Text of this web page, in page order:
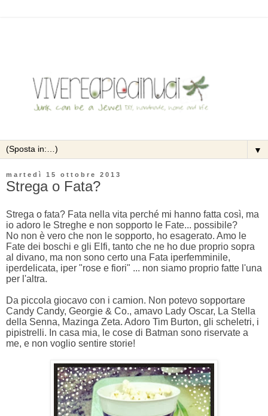
▼
martedì 15 ottobre 2013
Strega o Fata?
Strega o fata? Fata nella vita perché mi hanno fatta così, ma
io adoro le Streghe e non sopporto le Fate... possibile?
No non è vero che non le sopporto, ho esagerato. Amo le
Fate dei boschi e gli Elfi, tanto che ne ho due proprio sopra
al divano, ma non sono certo una Fata iperfemminile,
iperdelicata, iper "rose e fiori" ... non siamo proprio fatte l'una
per l'altra.
Da piccola giocavo con i camion. Non potevo sopportare
Candy Candy, Georgie & Co., amavo Lady Oscar, La Stella
della Senna, Mazinga Zeta. Adoro Tim Burton, gli scheletri, i
pipistrelli. In casa mia, le cose di Batman sono riservate a
me, e non voglio sentire storie!